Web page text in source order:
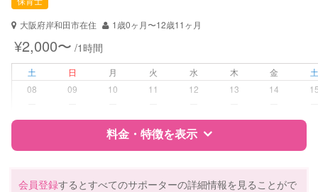
対応可能/特徴 子育て経験
病児対応
障がい児対応 対応可否は個別に相談
レッスン なし
大阪府岸和田市在住
1歳0ヶ月〜12歳11ヶ月
¥2,000〜 /1時間
土 日 月 火 水 木 金
08
09 10 11 12 13 14
料金・特徴を表示
会員登録するとすべてのサポーターの詳細情報を見ることがで